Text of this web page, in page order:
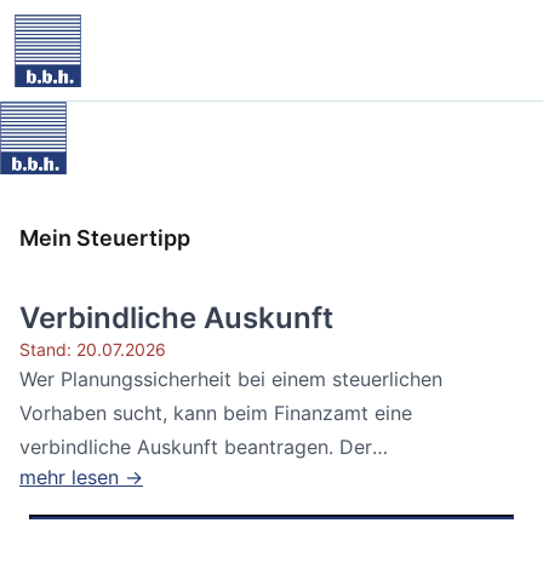
Mein Steuertipp
Verbindliche Auskunft
Stand: 20.07.2026
Wer Planungssicherheit bei einem steuerlichen
Vorhaben sucht, kann beim Finanzamt eine
verbindliche Auskunft beantragen. Der
Bundesfinanzhof...
mehr lesen →